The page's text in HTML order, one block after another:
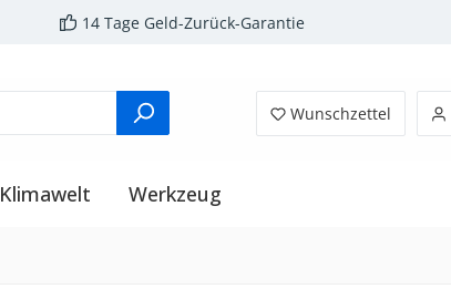
14 Tage Geld-Zurück-Garantie
Wunschzettel
Klimawelt Werkzeug